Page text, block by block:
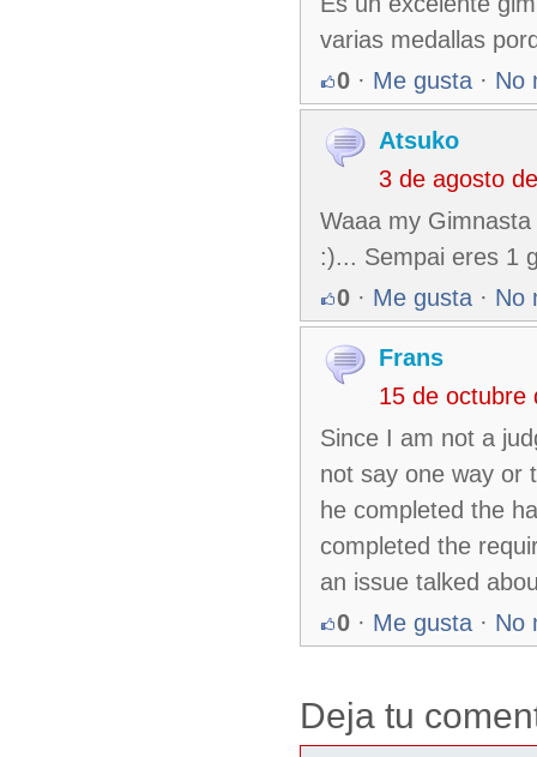
varias medallas
0 · Me gusta · No
Atsuko
3 de agosto
Waaa my
:)... Sempai eres 1
0 · Me gusta · No
Frans
15 de octubre
Since I am not a
not say one way or
he completed the
completed the
an issue talked
0 · Me gusta · No
Deja tu